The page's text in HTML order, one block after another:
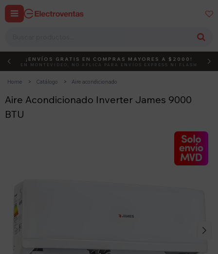
 
DEBUT ACTIVÁ EL CÓDIGO
¡ENVÍOS GRATIS EN COMPRAS MAYORES A $2000!
EN MONTEVIDEO, NO APLICA PARA ENVÍOS EXPRESS NI FLASH
Home Catálogo Aire acondicionado
Aire Acondicionado Inverter James 9000
BTU